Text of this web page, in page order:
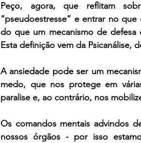
Peço, agora, que reflitam
“pseudoestresse” e entrar no
do que um mecanismo de
Esta definição vem da Psicanálise,
A ansiedade pode ser um
medo, que nos protege em
paralise e, ao contrário, nos
Os comandos mentais advindos
nossos órgãos - por isso